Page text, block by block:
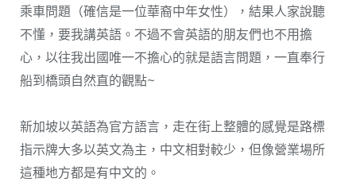
乘車問題（確信是一位華裔中年女性），結果人家說聽
不懂，要我講英語。不過不會英語的朋友們也不用擔
心，以往我出國唯一不擔心的就是語言問題，一直奉行
船到橋頭自然直的觀點~
新加坡以英語為官方語言，走在街上整體的感覺是路標
指示牌大多以英文為主，中文相對較少，但像營業場所
這種地方都是有中文的。